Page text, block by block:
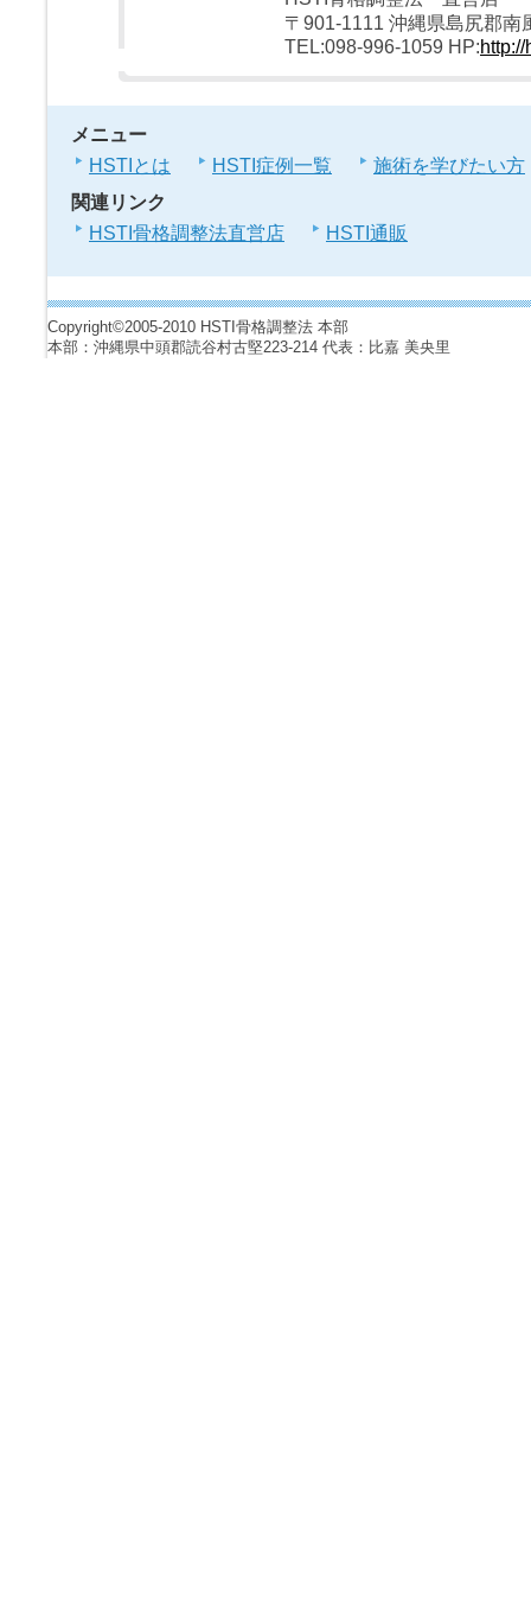
〒901-1111 沖縄県島尻郡
TEL:098-996-1059 HP:
メニュー
HSTIとは
HSTI症例一覧
施術を学びたい方
関連リンク
HSTI骨格調整法直営店
HSTI通販
Copyright©2005-2010 HSTI骨格調整法 本部
本部：沖縄県中頭郡読谷村古堅223-214 代表：比嘉 美央里